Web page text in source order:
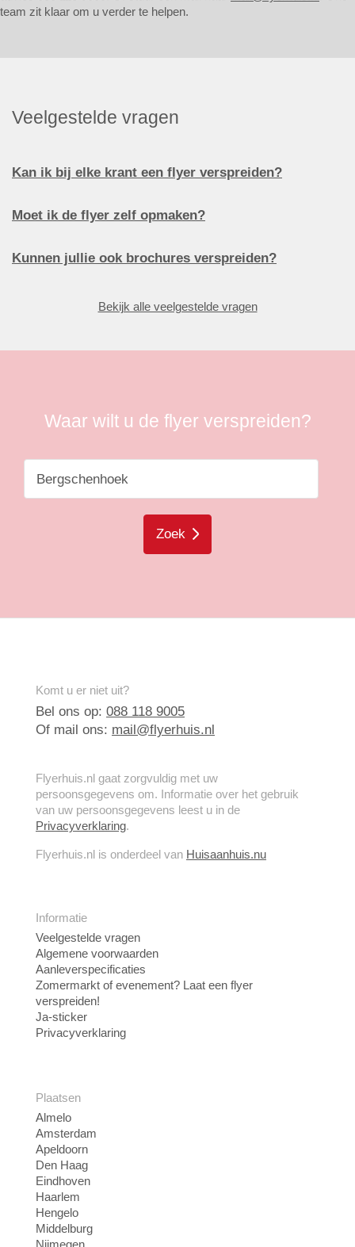
team zit klaar om u verder te helpen.
Veelgestelde vragen
Kan ik bij elke krant een flyer verspreiden?
Moet ik de flyer zelf opmaken?
Kunnen jullie ook brochures verspreiden?
Bekijk alle veelgestelde vragen
Waar wilt u de flyer verspreiden?
Zoek
Komt u er niet uit?
Bel ons op: 088 118 9005
Of mail ons: mail@flyerhuis.nl
Flyerhuis.nl gaat zorgvuldig met uw
persoonsgegevens om. Informatie over het gebruik
van uw persoonsgegevens leest u in de
Privacyverklaring.
Flyerhuis.nl is onderdeel van Huisaanhuis.nu
Informatie
Veelgestelde vragen
Algemene voorwaarden
Aanleverspecificaties
Zomermarkt of evenement? Laat een flyer
verspreiden!
Ja-sticker
Privacyverklaring
Plaatsen
Almelo
Amsterdam
Apeldoorn
Den Haag
Eindhoven
Haarlem
Hengelo
Middelburg
Nijmegen